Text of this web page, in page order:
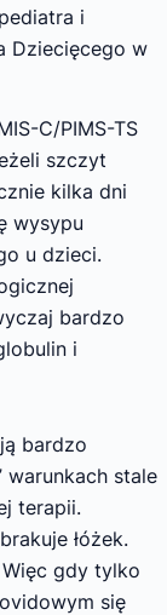
i
Dziecięcego w
C/PIMS-TS
szczyt
kilka dni
wysypu
u dzieci.
bardzo
i
bardzo
warunkach stale
terapii.
łóżek.
gdy tylko
się